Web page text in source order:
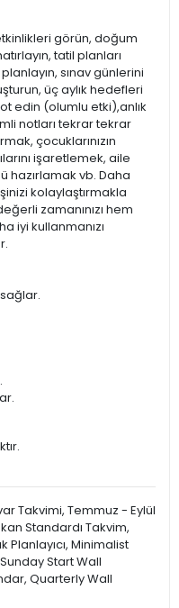
görün, doğum
tatil planları
sınav günlerini
üç aylık hedefleri
edin (olumlu etki),anlık
notları tekrar tekrar
çocuklarınızın
işaretlemek, aile
hazırlamak vb. Daha
kolaylaştırmakla
zamanınızı hem
iyi kullanmanızı
Takvimi, Temmuz - Eylül
Standardı Takvim,
Planlayıcı, Minimalist
Start Wall
Quarterly Wall